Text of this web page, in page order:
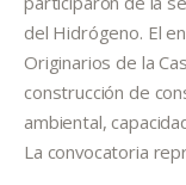
del Hidrógeno. El
Originarios de la
construcción de
ambiental,
La convocatoria